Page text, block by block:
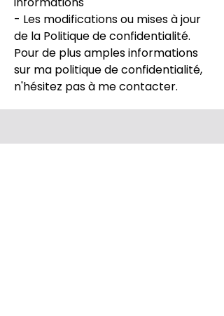
- Les modifications ou mises à jour
de la Politique de confidentialité.
Pour de plus amples informations
sur ma politique de confidentialité,
n'hésitez pas à me contacter.